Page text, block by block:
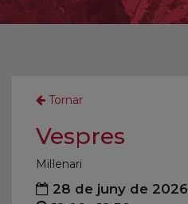
Ofrenes
Tornar
Vespres
Mil·lenari
28 de juny de 2026